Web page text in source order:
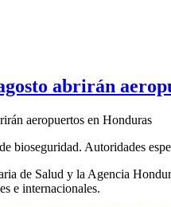
abrirán
bioseguridad. Autoridades
de Salud y la Agencia
e internacionales.